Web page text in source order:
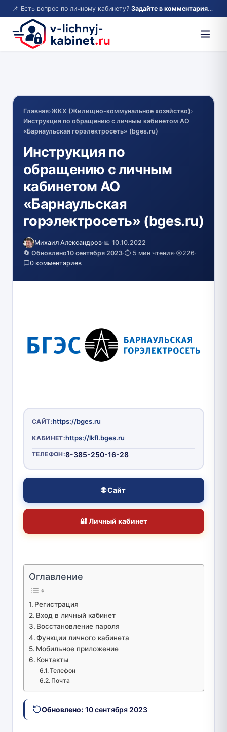
📌 Есть вопрос по личному кабинету? Задайте в комментариях — ответим!
Главная›ЖКХ (Жилищно-коммунальное хозяйство)›
Инструкция по обращению с личным кабинетом АО
«Барнаульская горэлектросеть» (bges.ru)
Инструкция по
обращению с личным
кабинетом АО
«Барнаульская
горэлектросеть» (bges.ru)
Михаил Александров·📅 10.10.2022
🔄 Обновлено10 сентября 2023·⏱️ 5 мин чтения· 226·
0 комментариев
САЙТ:https://bges.ru
КАБИНЕТ:https://lkfl.bges.ru
ТЕЛЕФОН:8-385-250-16-28
🌐 Сайт
🔐 Личный кабинет
Оглавление
Регистрация
Вход в личный кабинет
Восстановление пароля
Функции личного кабинета
Мобильное приложение
Контакты
Телефон
Почта
Обновлено: 10 сентября 2023